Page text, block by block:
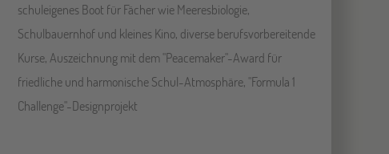
schuleigenes Boot für Fächer wie Meeresbiologie,
Schulbauernhof und kleines Kino, diverse berufsvorbereitende
Kurse, Auszeichnung mit dem "Peacemaker"-Award für
friedliche und harmonische Schul-Atmosphäre, "Formula 1
Challenge"-Designprojekt